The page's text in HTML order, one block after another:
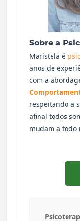
Sobre a
Maristela é
anos de
com a
respeitando a
afinal todos
mudam a todo